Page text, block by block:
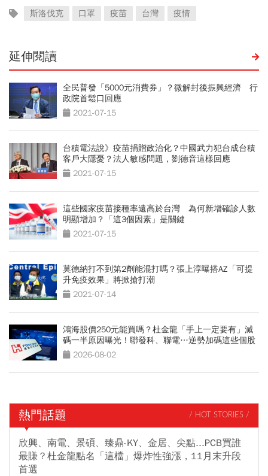
斯洛伐克 口罩 疫苗 台灣 疫情
延伸閱讀
全民普發「5000元消費券」？微解封後振興經濟 行
政院首鬆口回應
2021-07-15
台積電法說》疫苗捐贈政治化？中國武力犯台成台積
客戶大隱憂？法人敏感問題，劉德音這樣回應
2021-07-15
這些國家疫苗接種率遠高於台灣 為何新增確診人數
明顯增加？「這3個因素」是關鍵
2021-07-15
莫德納打不到第2劑能混打嗎？張上淳曝搭AZ「可提
升免疫效果」將掀搶打潮
2021-07-14
鴻海股價250元能買嗎？杜金龍「手上一定要有」減
碼一半原因曝光！聯發科、聯電…逆勢加碼這些個股
2026-08-02
熱門話題 / HOT STORIES /
欣興、南電、景碩、臻鼎-KY、金居、尖點...PCB買誰
最賺？杜金龍點名「這檔」爆炸性強漲，11月末升段
首選